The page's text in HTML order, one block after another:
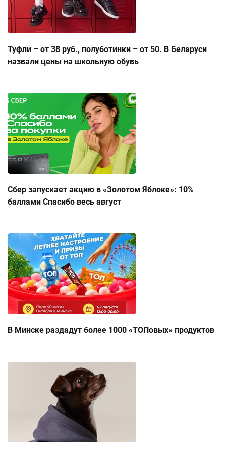
Туфли – от 38 руб., полуботинки – от 50. В Беларуси
назвали цены на школьную обувь
Сбер запускает акцию в «Золотом Яблоке»: 10%
баллами Спасибо весь август
В Минске раздадут более 1000 «ТОПовых» продуктов